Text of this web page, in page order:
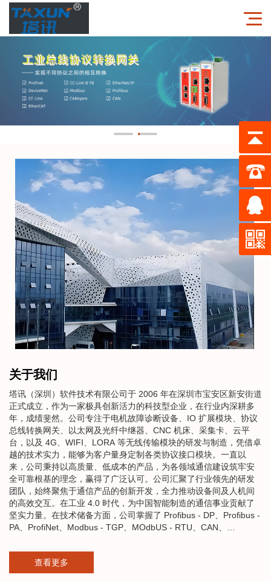
关于我们
塔讯（深圳）软件技术有限公司于 2006 年在深圳市宝安区新安街道
正式成立，作为一家极具创新活力的科技型企业，在行业内深耕多
年，成绩斐然。公司专注于电机故障诊断设备、IO 扩展模块、协议
总线转换网关、以太网及光纤中继器、CNC 机床、采集卡、云平
台，以及 4G、WIFI、LORA 等无线传输模块的研发与制造，凭借卓
越的技术实力，能够为客户量身定制各类协议接口模块。一直以
来，公司秉持以高质量、低成本的产品，为各领域通信建设筑牢安
全可靠根基的理念，赢得了广泛认可。公司汇聚了行业领先的研发
团队，始终聚焦于通信产品的创新开发，全力推动设备间及人机间
的高效交互。在工业 4.0 时代，为中国智能制造的通信事业贡献了
坚实力量。在技术储备方面，公司掌握了 Profibus - DP、Profibus -
PA、ProfiNet、Modbus - TGP、MOdbUS - RTU、CAN、
量、4G RTU、WIFI 和 Lora 等先进的无线传输技术，为产品的多元
化与高性能奠定了坚实基础。在创新技术驱动下，物联网蓬勃发
展，工业自动化持续迭代升级，智慧工厂、智慧城市和智慧农业等
查看更多